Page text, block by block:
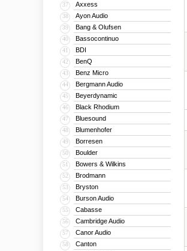
37 Axxess
38 Ayon Audio
39 Bang & Olufsen
40 Bassocontinuo
41 BDI
42 BenQ
43 Benz Micro
44 Bergmann Audio
45 Beyerdynamic
46 Black Rhodium
47 Bluesound
48 Blumenhofer
49 Borresen
50 Boulder
51 Bowers & Wilkins
52 Brodmann
53 Bryston
54 Burson Audio
55 Cabasse
56 Cambridge Audio
57 Canor Audio
58 Canton